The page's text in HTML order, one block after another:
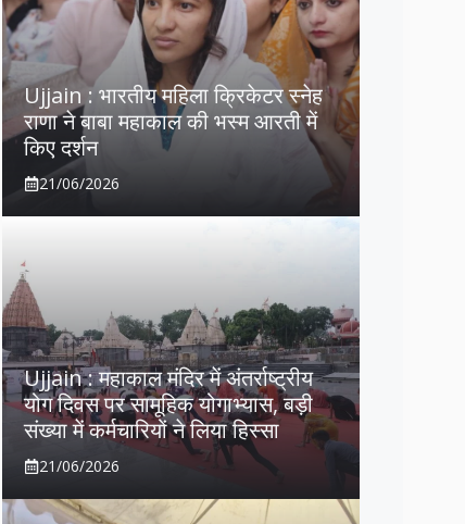
Ujjain : भारतीय महिला क्रिकेटर स्नेह
राणा ने बाबा महाकाल की भस्म आरती में
किए दर्शन
21/06/2026
Ujjain : महाकाल मंदिर में अंतर्राष्ट्रीय
योग दिवस पर सामूहिक योगाभ्यास, बड़ी
संख्या में कर्मचारियों ने लिया हिस्सा
21/06/2026